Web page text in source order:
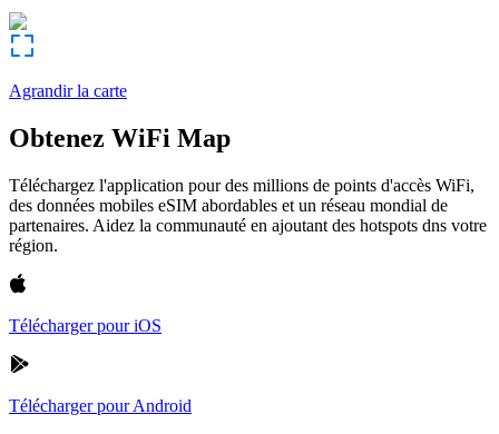
Agrandir la carte
Obtenez WiFi Map
Téléchargez l'application pour des millions de points d'accès WiFi,
des données mobiles eSIM abordables et un réseau mondial de
partenaires. Aidez la communauté en ajoutant des hotspots dns votre
région.
Télécharger pour iOS
Télécharger pour Android